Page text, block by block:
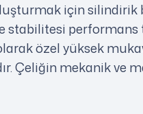
için
stabilitesi
özel yüksek
Çeliğin mekanik ve